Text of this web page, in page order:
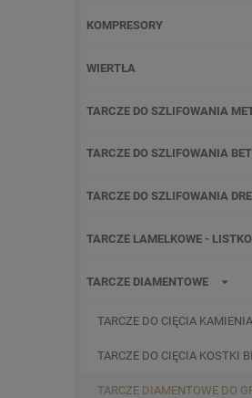
KOMPRESORY
WIERTŁA
TARCZE DO SZLIFOWANIA
TARCZE DO SZLIFOWANIA
TARCZE DO SZLIFOWANIA
TARCZE LAMELKOWE -
TARCZE DIAMENTOWE
TARCZE DO CIĘCIA KAMIENIA
TARCZE DO CIĘCIA KOSTKI
TARCZE DIAMENTOWE DO